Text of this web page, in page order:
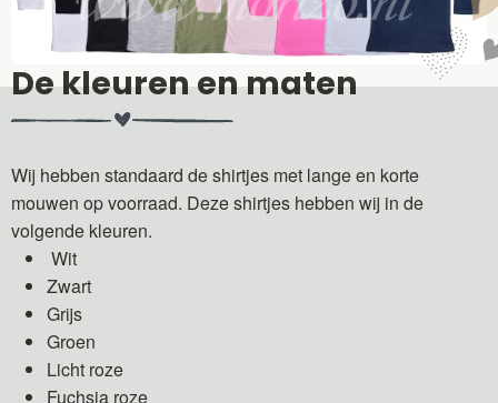
De kleuren en maten
Wij hebben standaard de shirtjes met lange en korte
mouwen op voorraad. Deze shirtjes hebben wij in de
volgende kleuren.
Wit
Zwart
Grijs
Groen
Licht roze
Fuchsia roze